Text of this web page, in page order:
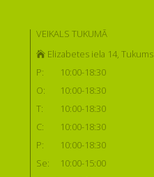
VEIKALS TUKUMĀ
Elizabetes iela 14, Tukums
P:
10:00-18:30
O:
10:00-18:30
T:
10:00-18:30
C:
10:00-18:30
P:
10:00-18:30
Se:
10:00-15:00